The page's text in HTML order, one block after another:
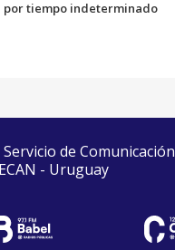
por tiempo indeterminado
de Comunicación
- Uruguay